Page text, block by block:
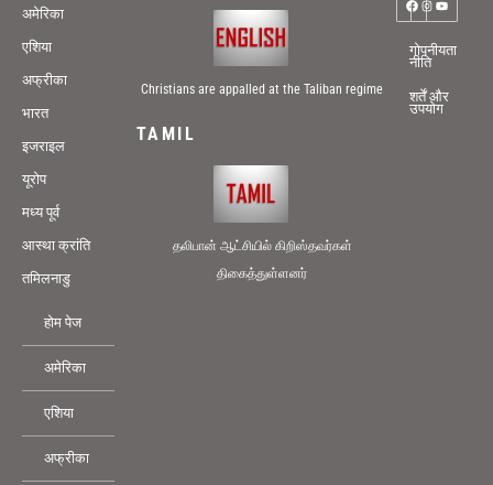
अमेरिका
एशिया
अफ्रीका
भारत
इजराइल
यूरोप
मध्य पूर्व
आस्था क्रांति
तमिलनाडु
होम पेज
अमेरिका
एशिया
अफ्रीका
Christians are appalled at the Taliban regime
TAMIL
தலிபான் ஆட்சியில் கிறிஸ்தவர்கள்
திகைத்துள்ளனர்
गोपनीयता
नीति
शर्तें और
उपयोग